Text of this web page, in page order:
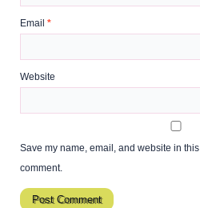
Email*
Website
Save my name, email, and website in this
comment.